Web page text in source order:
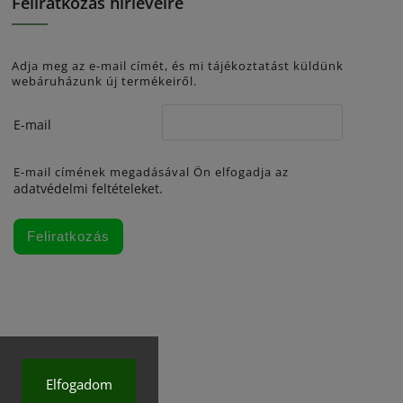
Elfogadom
Adja meg az e-mail címét, és mi tájékoztatást küldünk
webáruházunk új termékeiről.
E-mail
E-mail címének megadásával Ön elfogadja az
adatvédelmi feltételeket.
Feliratkozás